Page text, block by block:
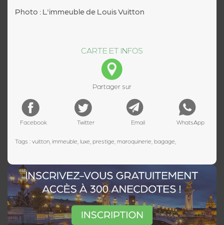
Photo : L'immeuble de Louis Vuitton
CARTE ET INFOS
Partager sur
Facebook Twitter Email WhatsApp
Tags : vuitton, immeuble, luxe, prestige, maroquinerie, bagage,